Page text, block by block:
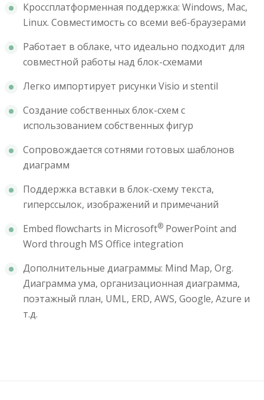
Кроссплатформенная поддержка: Windows, Mac,
Linux. Совместимость со всеми веб-браузерами
Работает в облаке, что идеально подходит для
совместной работы над блок-схемами
Легко импортирует рисунки Visio и stentil
Создание собственных блок-схем с
использованием собственных фигур
Сопровождается сотнями готовых шаблонов
диаграмм
Поддержка вставки в блок-схему текста,
гиперссылок, изображений и примечаний
Embed flowcharts in Microsoft® PowerPoint and
Word through MS Office integration
Дополнительные диаграммы: Mind Map, Org.
Диаграмма ума, организационная диаграмма,
поэтажный план, UML, ERD, AWS, Google, Azure и
т.д.